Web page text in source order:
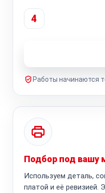
4
Работы начинаются
Подбор под вашу
Используем деталь,
платой и её ревизией.